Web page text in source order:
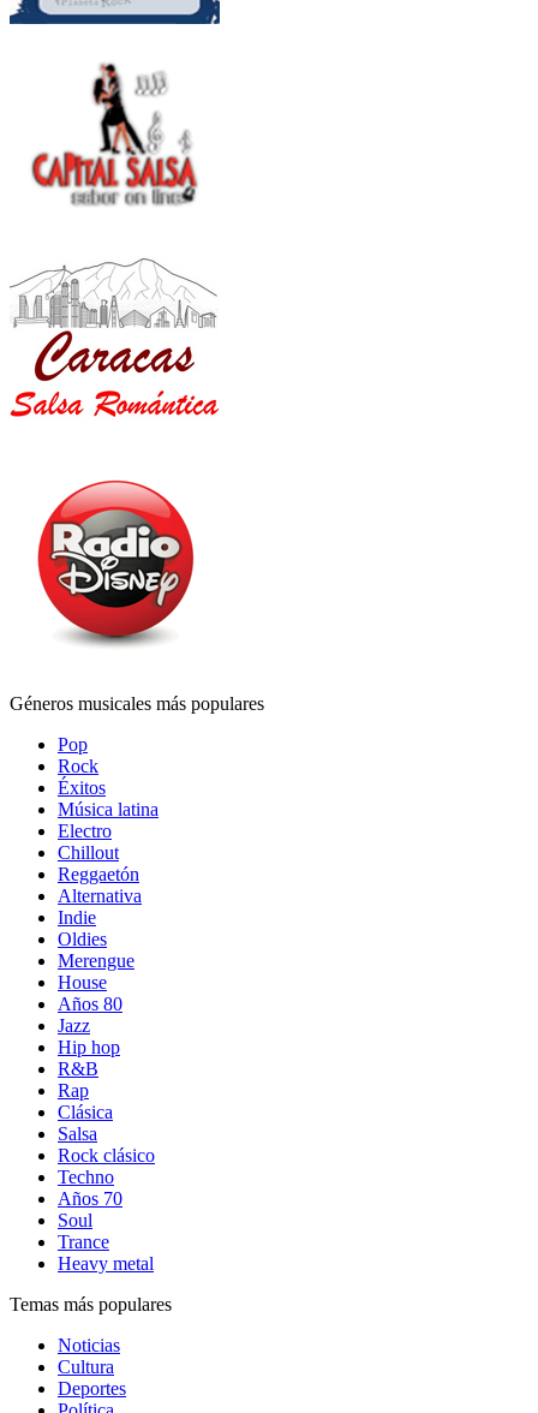
Géneros musicales más populares
Pop
Rock
Éxitos
Música latina
Electro
Chillout
Reggaetón
Alternativa
Indie
Oldies
Merengue
House
Años 80
Jazz
Hip hop
R&B
Rap
Clásica
Salsa
Rock clásico
Techno
Años 70
Soul
Trance
Heavy metal
Temas más populares
Noticias
Cultura
Deportes